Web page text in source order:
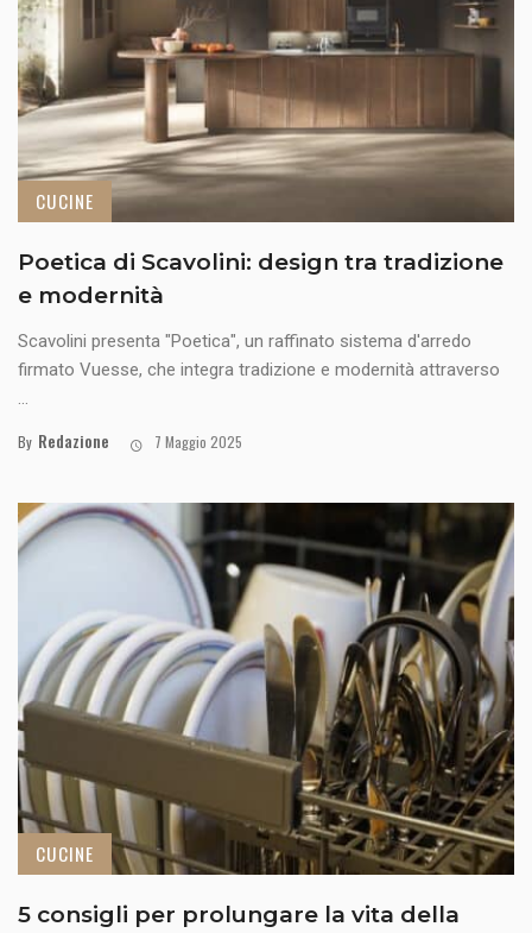
CUCINE
Poetica di Scavolini: design tra tradizione
e modernità
Scavolini presenta "Poetica", un raffinato sistema d'arredo
firmato Vuesse, che integra tradizione e modernità attraverso
By Redazione 7 Maggio 2025
CUCINE
5 consigli per prolungare la vita della